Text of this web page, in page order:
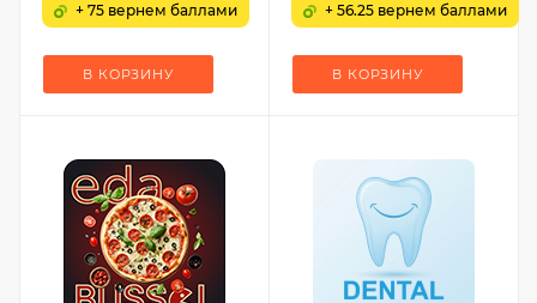
+ 75 вернем баллами
В КОРЗИНУ
+ 56.25 вернем баллами
В КОРЗИНУ